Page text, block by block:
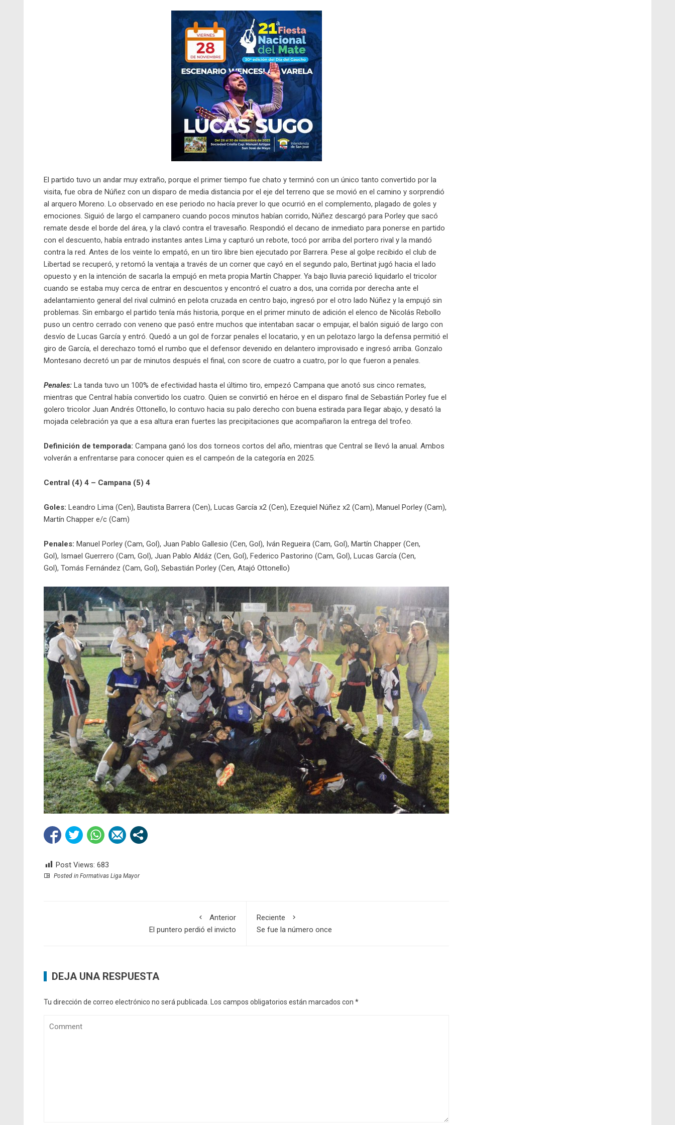
El partido tuvo un andar muy extraño, porque el primer tiempo fue chato y terminó con un único tanto convertido por la
visita, fue obra de Núñez con un disparo de media distancia por el eje del terreno que se movió en el camino y sorprendió
al arquero Moreno. Lo observado en ese periodo no hacía prever lo que ocurrió en el complemento, plagado de goles y
emociones. Siguió de largo el campanero cuando pocos minutos habían corrido, Núñez descargó para Porley que sacó
remate desde el borde del área, y la clavó contra el travesaño. Respondió el decano de inmediato para ponerse en partido
con el descuento, había entrado instantes antes Lima y capturó un rebote, tocó por arriba del portero rival y la mandó
contra la red. Antes de los veinte lo empató, en un tiro libre bien ejecutado por Barrera. Pese al golpe recibido el club de
Libertad se recuperó, y retomó la ventaja a través de un corner que cayó en el segundo palo, Bertinat jugó hacia el lado
opuesto y en la intención de sacarla la empujó en meta propia Martín Chapper. Ya bajo lluvia pareció liquidarlo el tricolor
cuando se estaba muy cerca de entrar en descuentos y encontró el cuatro a dos, una corrida por derecha ante el
adelantamiento general del rival culminó en pelota cruzada en centro bajo, ingresó por el otro lado Núñez y la empujó sin
problemas. Sin embargo el partido tenía más historia, porque en el primer minuto de adición el elenco de Nicolás Rebollo
puso un centro cerrado con veneno que pasó entre muchos que intentaban sacar o empujar, el balón siguió de largo con
desvío de Lucas García y entró. Quedó a un gol de forzar penales el locatario, y en un pelotazo largo la defensa permitió el
giro de García, el derechazo tomó el rumbo que el defensor devenido en delantero improvisado e ingresó arriba. Gonzalo
Montesano decretó un par de minutos después el final, con score de cuatro a cuatro, por lo que fueron a penales.
Penales: La tanda tuvo un 100% de efectividad hasta el último tiro, empezó Campana que anotó sus cinco remates,
mientras que Central había convertido los cuatro. Quien se convirtió en héroe en el disparo final de Sebastián Porley fue el
golero tricolor Juan Andrés Ottonello, lo contuvo hacia su palo derecho con buena estirada para llegar abajo, y desató la
mojada celebración ya que a esa altura eran fuertes las precipitaciones que acompañaron la entrega del trofeo.
Definición de temporada: Campana ganó los dos torneos cortos del año, mientras que Central se llevó la anual. Ambos
volverán a enfrentarse para conocer quien es el campeón de la categoría en 2025.
Central (4) 4 – Campana (5) 4
Goles: Leandro Lima (Cen), Bautista Barrera (Cen), Lucas García x2 (Cen), Ezequiel Núñez x2 (Cam), Manuel Porley (Cam),
Martín Chapper e/c (Cam)
Penales: Manuel Porley (Cam, Gol), Juan Pablo Gallesio (Cen, Gol), Iván Regueira (Cam, Gol), Martín Chapper (Cen,
Gol), Ismael Guerrero (Cam, Gol), Juan Pablo Aldáz (Cen, Gol), Federico Pastorino (Cam, Gol), Lucas García (Cen,
Gol), Tomás Fernández (Cam, Gol), Sebastián Porley (Cen, Atajó Ottonello)
Post Views: 683
Posted in Formativas Liga Mayor
Anterior
El puntero perdió el invicto
Reciente
Se fue la número once
DEJA UNA RESPUESTA
Tu dirección de correo electrónico no será publicada. Los campos obligatorios están marcados con *